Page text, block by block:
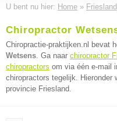
U bent nu hier: Home » Friesland
Chiropractor
Chiropractie-praktijken.nl bevat
Wetsens. Ga naar chiropractor
chiropractors om via één e-mail
chiropractors tegelijk. Hieronder
provincie Friesland.